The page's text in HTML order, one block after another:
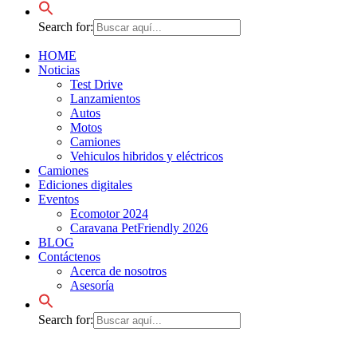
Search for:
HOME
Noticias
Test Drive
Lanzamientos
Autos
Motos
Camiones
Vehiculos hibridos y eléctricos
Camiones
Ediciones digitales
Eventos
Ecomotor 2024
Caravana PetFriendly 2026
BLOG
Contáctenos
Acerca de nosotros
Asesoría
Search for: